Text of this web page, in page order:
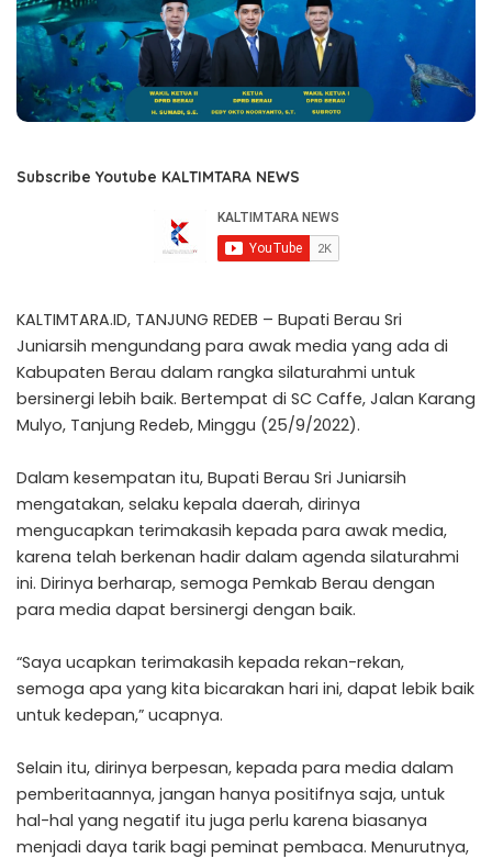
Subscribe Youtube KALTIMTARA NEWS
KALTIMTARA.ID, TANJUNG REDEB – Bupati Berau Sri
Juniarsih mengundang para awak media yang ada di
Kabupaten Berau dalam rangka silaturahmi untuk
bersinergi lebih baik. Bertempat di SC Caffe, Jalan Karang
Mulyo, Tanjung Redeb, Minggu (25/9/2022).
Dalam kesempatan itu, Bupati Berau Sri Juniarsih
mengatakan, selaku kepala daerah, dirinya
mengucapkan terimakasih kepada para awak media,
karena telah berkenan hadir dalam agenda silaturahmi
ini. Dirinya berharap, semoga Pemkab Berau dengan
para media dapat bersinergi dengan baik.
“Saya ucapkan terimakasih kepada rekan-rekan,
semoga apa yang kita bicarakan hari ini, dapat lebik baik
untuk kedepan,” ucapnya.
Selain itu, dirinya berpesan, kepada para media dalam
pemberitaannya, jangan hanya positifnya saja, untuk
hal-hal yang negatif itu juga perlu karena biasanya
menjadi daya tarik bagi peminat pembaca. Menurutnya,